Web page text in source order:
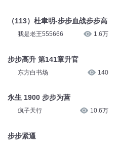
（113）杜聿明-步步血战步步高
我是老王555666 1.6万
步步高升 第141章升官
东方白书场 140
永生 1900 步步为营
疯子天行 10.6万
步步紧逼